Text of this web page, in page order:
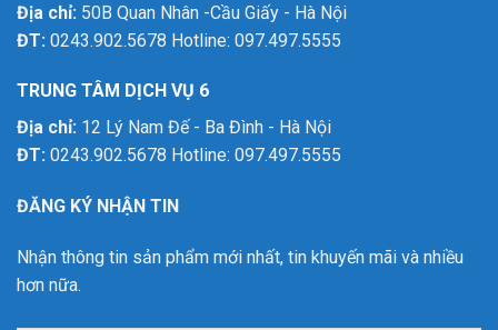
Địa chỉ: 50B Quan Nhân -Cầu Giấy - Hà Nội
ĐT: 0243.902.5678 Hotline: 097.497.5555
TRUNG TÂM DỊCH VỤ 6
Địa chỉ: 12 Lý Nam Đế - Ba Đình - Hà Nội
ĐT: 0243.902.5678 Hotline: 097.497.5555
ĐĂNG KÝ NHẬN TIN
Nhận thông tin sản phẩm mới nhất, tin khuyến mãi và nhiều
hơn nữa.